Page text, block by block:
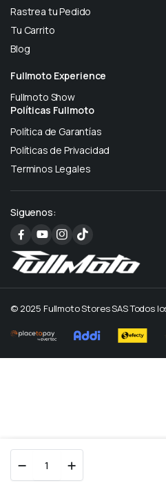
USB
Speed
Rastrea tu Pedido
Tu Carrito
Blog
Fullmoto Experience
Fullmoto Show
Políticas Fullmoto
Política de Garantías
Políticas de Privacidad
Terminos Legales
Siguenos:
© 2025 Fullmoto Stores SAS Todos
Productos